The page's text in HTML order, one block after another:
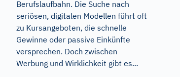
Berufslaufbahn. Die Suche nach
seriösen, digitalen Modellen führt oft
zu Kursangeboten, die schnelle
Gewinne oder passive Einkünfte
versprechen. Doch zwischen
Werbung und Wirklichkeit gibt es...